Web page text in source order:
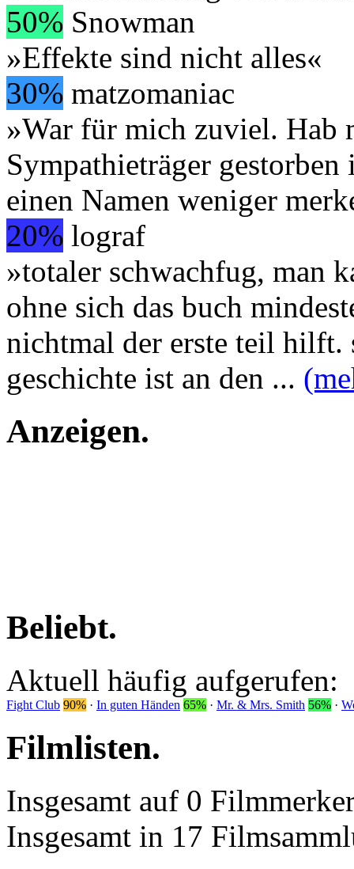
50% Snowman
»Effekte sind nicht alles«
30% matzomaniac
»War für mich zuviel. Hab
Sympathieträger
einen Namen weniger
20% lograf
»totaler schwachfug, man
ohne sich das buch
nichtmal der erste teil hilft.
geschichte ist an den ...
Anzeigen.
Beliebt.
Aktuell häufig aufgerufen:
Fight Club 90% · In guten Händen 65% · Mr. & Mrs. Smith 56% ·
Filmlisten.
Insgesamt auf 0
Insgesamt in 17